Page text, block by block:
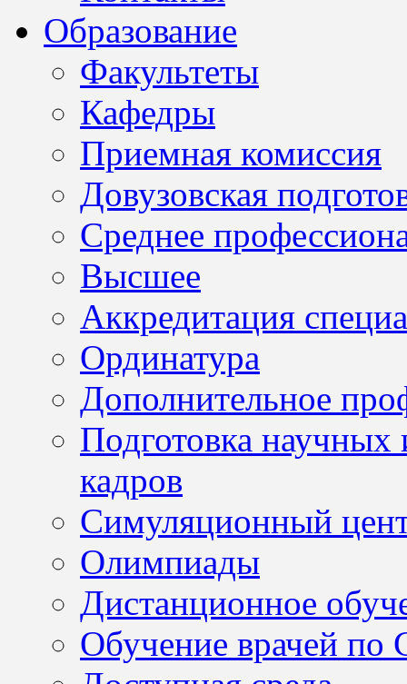
Образование
Факультеты
Кафедры
Приемная комиссия
Довузовская
Среднее
Высшее
Аккредитация
Ординатура
Дополнительное
Подготовка научных
кадров
Симуляционный
Олимпиады
Дистанционное
Обучение врачей по